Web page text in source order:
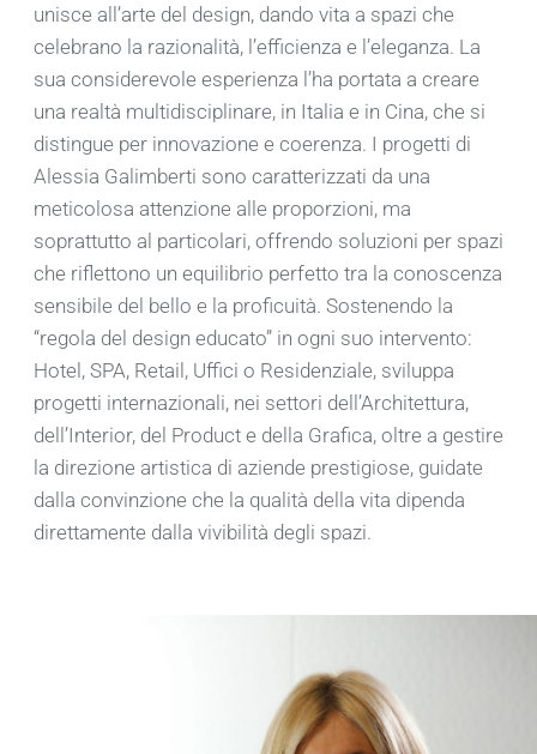
unisce all’arte del design, dando vita a spazi che
celebrano la razionalità, l’efficienza e l’eleganza. La
sua considerevole esperienza l’ha portata a creare
una realtà multidisciplinare, in Italia e in Cina, che si
distingue per innovazione e coerenza. I progetti di
Alessia Galimberti sono caratterizzati da una
meticolosa attenzione alle proporzioni, ma
soprattutto al particolari, offrendo soluzioni per spazi
che riflettono un equilibrio perfetto tra la conoscenza
sensibile del bello e la proficuità. Sostenendo la
“regola del design educato” in ogni suo intervento:
Hotel, SPA, Retail, Uffici o Residenziale, sviluppa
progetti internazionali, nei settori dell’Architettura,
dell’Interior, del Product e della Grafica, oltre a gestire
la direzione artistica di aziende prestigiose, guidate
dalla convinzione che la qualità della vita dipenda
direttamente dalla vivibilità degli spazi.